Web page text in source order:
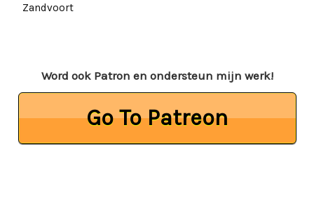
Zandvoort
Word ook Patron en ondersteun mijn werk!
Go To Patreon